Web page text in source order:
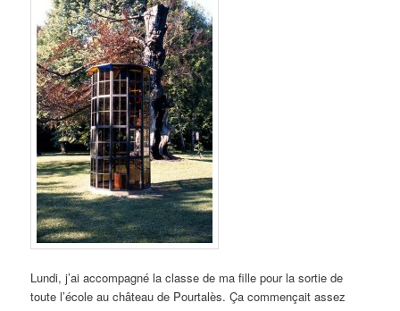
Lundi, j’ai accompagné la classe de ma fille pour la sortie de
toute l’école au château de Pourtalès. Ça commençait assez